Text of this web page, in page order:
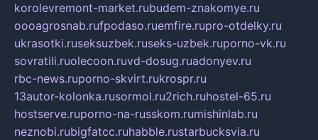
korolevremont-market.rubudem-znakomye.ru
oooagrosnab.rufpodaso.ruemfire.rupro-otdelky.ru
ukrasotki.ruseksuzbek.ruseks-uzbek.ruporno-vk.ru
sovratili.ruolecoon.ruvd-dosug.ruadonyev.ru
rbc-news.ruporno-skvirt.rukrospr.ru
13autor-kolonka.rusormol.ru2rich.ruhostel-65.ru
hostserve.ruporno-na-russkom.rumishinlab.ru
neznobi.rubigfatcc.ruhabble.rustarbucksvia.ru